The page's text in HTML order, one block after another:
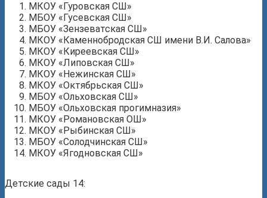
МКОУ «Гуровская СШ»
МБОУ «Гусевская СШ»
МБОУ «Зензеватская СШ»
МКОУ «Каменнобродская СШ имени В.И. Салова»
МКОУ «Киреевская СШ»
МКОУ «Липовская СШ»
МКОУ «Нежинская СШ»
МКОУ «Октябрьская СШ»
МБОУ «Ольховская СШ»
МБОУ «Ольховская прогимназия»
МКОУ «Романовская ОШ»
МКОУ «Рыбинская СШ»
МБОУ «Солодчинская СШ»
МКОУ «Ягодновская СШ»
Детские сады 14: